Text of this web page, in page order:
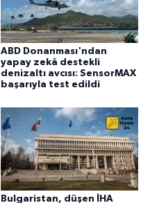
ABD Donanması'ndan
yapay zekâ destekli
denizaltı avcısı: SensorMAX
başarıyla test edildi
Bulgaristan, düşen İHA